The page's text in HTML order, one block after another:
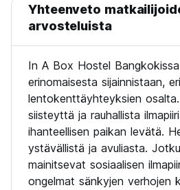
Yhteenveto
arvosteluista
In A Box Hostel
erinomaisesta sijainnistaan,
lentokenttäyhteyksien
siisteyttä ja rauhallista
ihanteellisen paikan levätä.
ystävällistä ja avuliasta.
mainitsevat sosiaalisen
ongelmat sänkyjen verhojen